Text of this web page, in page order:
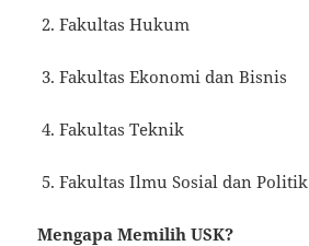
Fakultas Hukum
Fakultas Ekonomi dan Bisnis
Fakultas Teknik
Fakultas Ilmu Sosial dan Politik
Mengapa Memilih USK?